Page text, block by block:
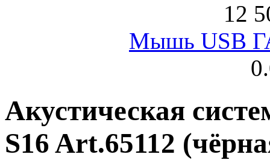
12
Мышь USB
Акустическая
S16 Art.65112